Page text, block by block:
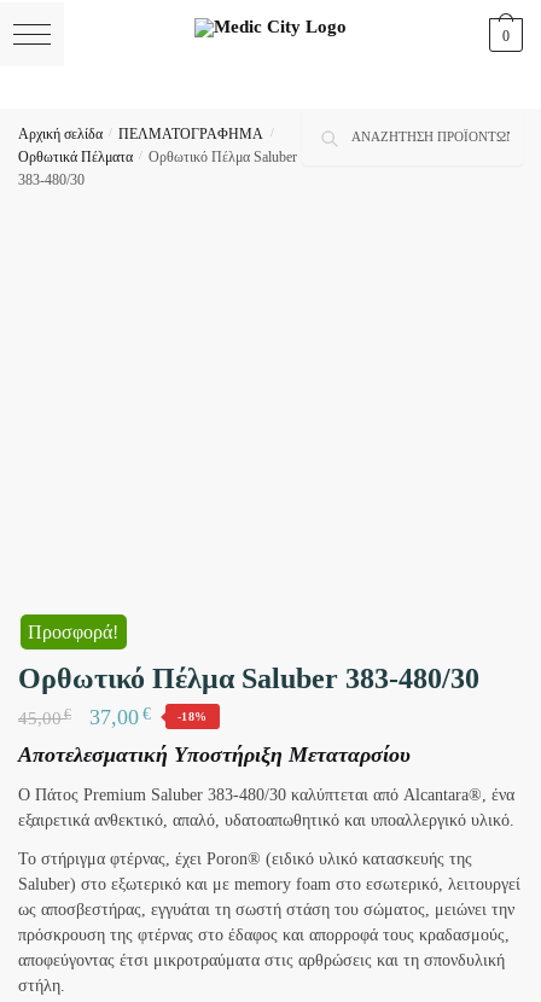
Αναζήτηση
0
Αρχική σελίδα / ΠΕΛΜΑΤΟΓΡΑΦΗΜΑ /
Ορθωτικά Πέλματα / Ορθωτικό Πέλμα Saluber
383-480/30
Προσφορά!
Ορθωτικό Πέλμα Saluber 383-480/30
45,00€ 37,00€ -18%
Αποτελεσματική Υποστήριξη Μεταταρσίου
Ο Πάτος Premium Saluber 383-480/30 καλύπτεται από Alcantara®, ένα
εξαιρετικά ανθεκτικό, απαλό, υδατοαπωθητικό και υποαλλεργικό υλικό.
Το στήριγμα φτέρνας, έχει Poron® (ειδικό υλικό κατασκευής της
Saluber) στο εξωτερικό και με memory foam στο εσωτερικό, λειτουργεί
ως αποσβεστήρας, εγγυάται τη σωστή στάση του σώματος, μειώνει την
πρόσκρουση της φτέρνας στο έδαφος και απορροφά τους κραδασμούς,
αποφεύγοντας έτσι μικροτραύματα στις αρθρώσεις και τη σπονδυλική
στήλη.